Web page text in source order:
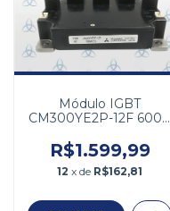
Módulo IGBT
CM300YE2P-12F 600V
R$1.599,99
12 x de R$162,81